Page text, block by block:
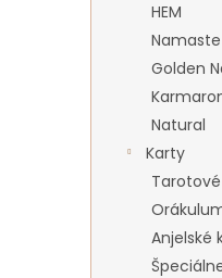
HEM
Golden
Natural
Karty
Anjelské